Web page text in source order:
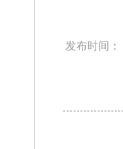
发布时间：